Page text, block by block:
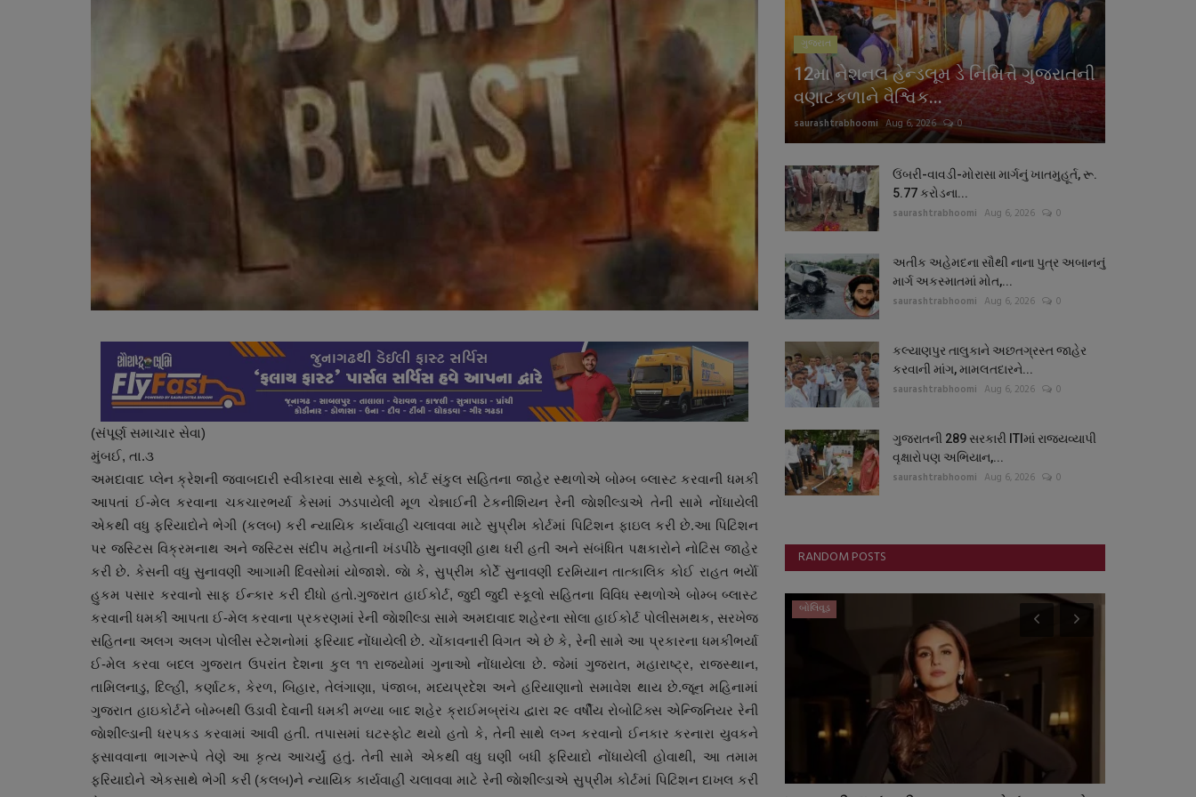
(સંપૂર્ણ સમાચાર સેવા)
મુંબઈ, તા.૩
અમદાવાદ પ્લેન ક્રેશની જવાબદારી સ્વીકારવા સાથે સ્કૂલો, કોર્ટ સંકુલ સહિતના જાહેર સ્થળોએ બોમ્બ બ્લાસ્ટ કરવાની ધમકી
આપતાં ઈ-મેલ કરવાના ચકચારભર્યા કેસમાં ઝડપાયેલી મૂળ ચેન્નાઈની ટેકનીશિયન રેની જાેશીલ્ડાએ તેની સામે નોંધાયેલી
એકથી વધુ ફરિયાદોને ભેગી (કલબ) કરી ન્યાયિક કાર્યવાહી ચલાવવા માટે સુપ્રીમ કોર્ટમાં પિટિશન ફાઇલ કરી છે.આ પિટિશન
પર જસ્ટિસ વિક્રમનાથ અને જસ્ટિસ સંદીપ મહેતાની ખંડપીઠે સુનાવણી હાથ ધરી હતી અને સંબંધિત પક્ષકારોને નોટિસ જાહેર
કરી છે. કેસની વધુ સુનાવણી આગામી દિવસોમાં યોજાશે. જાે કે, સુપ્રીમ કોર્ટે સુનાવણી દરમિયાન તાત્કાલિક કોઈ રાહત ભર્યાે
હુકમ પસાર કરવાનો સાફ ઈન્કાર કરી દીધો હતો.ગુજરાત હાઈકોર્ટ, જુદી જુદી સ્કૂલો સહિતના વિવિધ સ્થળોએ બોમ્બ બ્લાસ્ટ
કરવાની ધમકી આપતા ઈ-મેલ કરવાના પ્રકરણમાં રેની જાેશીલ્ડા સામે અમદાવાદ શહેરના સોલા હાઈકોર્ટ પોલીસમથક, સરખેજ
સહિતના અલગ અલગ પોલીસ સ્ટેશનોમાં ફરિયાદ નોંધાયેલી છે. ચોંકાવનારી વિગત એ છે કે, રેની સામે આ પ્રકારના ધમકીભર્યા
ઈ-મેલ કરવા બદલ ગુજરાત ઉપરાંત દેશના કુલ ૧૧ રાજ્યોમાં ગુનાઓ નોંધાયેલા છે. જેમાં ગુજરાત, મહારાષ્ટ્ર, રાજસ્થાન,
તામિલનાડુ, દિલ્હી, કર્ણાટક, કેરળ, બિહાર, તેલંગાણા, પંજાબ, મધ્યપ્રદેશ અને હરિયાણાનો સમાવેશ થાય છે.જૂન મહિનામાં
ગુજરાત હાઇકોર્ટને બોમ્બથી ઉડાવી દેવાની ધમકી મળ્યા બાદ શહેર ક્રાઈમબ્રાંચ દ્વારા ૨૯ વર્ષીય રોબોટિક્સ એન્જિનિયર રેની
જાેશીલ્ડાની ધરપકડ કરવામાં આવી હતી. તપાસમાં ઘટસ્ફોટ થયો હતો કે, તેની સાથે લગ્ન કરવાનો ઈનકાર કરનારા યુવકને
ફસાવવાના ભાગરૂપે તેણે આ કૃત્ય આચર્યું હતું. તેની સામે એકથી વધુ ઘણી બધી ફરિયાદો નોંધાયેલી હોવાથી, આ તમામ
ફરિયાદોને એકસાથે ભેગી કરી (કલબ)ને ન્યાયિક કાર્યવાહી ચલાવવા માટે રેની જાેશીલ્ડાએ સુપ્રીમ કોર્ટમાં પિટિશન દાખલ કરી
ગુજરાત
12મા નેશનલ હેન્ડલૂમ ડે નિમિત્તે ગુજરાતની
વણાટકળાને વૈશ્વિક...
saurashtrabhoomi Aug 6, 2026 0
ઉંબરી-વાવડી-મોરાસા માર્ગનું ખાતમુહૂર્ત, રૂ.
5.77 કરોડના...
saurashtrabhoomi Aug 6, 2026 0
અતીક અહેમદના સૌથી નાના પુત્ર અબાનનું
માર્ગ અકસ્માતમાં મોત,...
saurashtrabhoomi Aug 6, 2026 0
કલ્યાણપુર તાલુકાને અછતગ્રસ્ત જાહેર
કરવાની માંગ, મામલતદારને...
saurashtrabhoomi Aug 6, 2026 0
ગુજરાતની 289 સરકારી ITIમાં રાજ્યવ્યાપી
વૃક્ષારોપણ અભિયાન,...
saurashtrabhoomi Aug 6, 2026 0
RANDOM POSTS
ગુજરાત ગુજરાત બોલિવૂડ